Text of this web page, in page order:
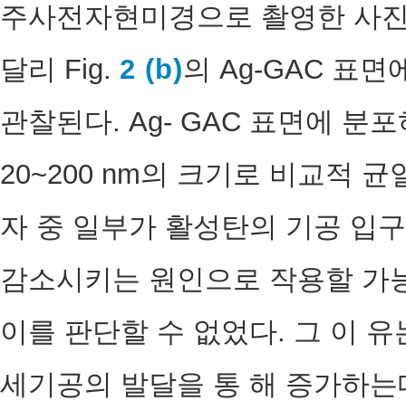
주사전자현미경으로 촬영한 사
달리 Fig. 2 (b)의 Ag-GAC 표면
관찰된다. Ag- GAC 표면에 분
20~200 nm의 크기로 비교적
자 중 일부가 활성탄의 기공 입
감소시키는 원인으로 작용할
이를 판단할 수 없었다. 그 이
세기공의 발달을 통 해 증가하